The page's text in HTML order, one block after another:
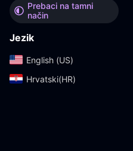
Prebaci na tamni
način
Jezik
English (US)‎
Hrvatski(HR)‎